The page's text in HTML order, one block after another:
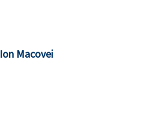
Ion Macovei